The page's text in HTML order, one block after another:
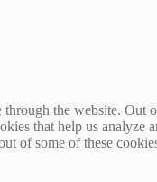
the website. Out
that help us
of some of these